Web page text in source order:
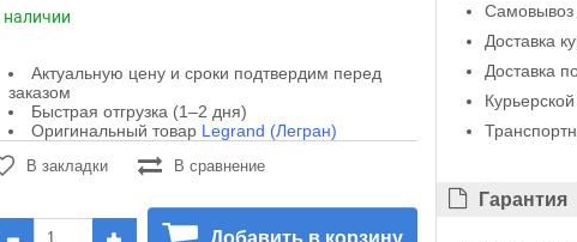
наличии
Актуальную цену и сроки подтвердим перед
заказом
Быстрая отгрузка (1–2 дня)
Оригинальный товар Legrand (Легран)
В закладки В сравнение
Добавить в корзину
Самовывоз
Доставка
Доставка
Гарантия